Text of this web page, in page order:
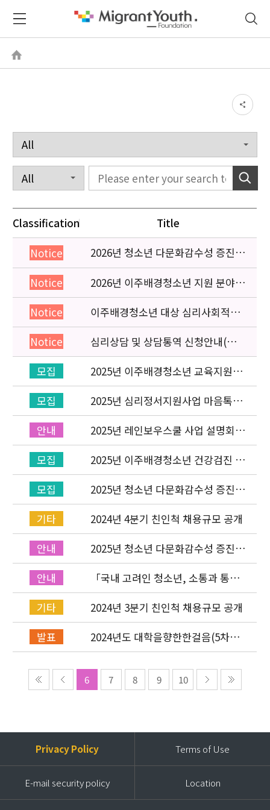
Classification Title
Notice
2026년 청소년 다문화감수성 증진
프로그램 「다가감」신청기관 안내
Notice
2026년 이주배경청소년 지원 분야
종사자 역량강화 교육 일정 안내
Notice
이주배경청소년 대상 심리사회적응
검사 연수동영상 개편 안내
Notice
심리상담 및 상담통역 신청안내(의뢰
서첨부)
모집
2025년 이주배경청소년 교육지원사
업 ‘레인보우스쿨’ 개설기관 신청 공
고
모집
2025년 심리정서지원사업 마음톡톡
상담사 선발
안내
2025년 레인보우스쿨 사업 설명회
(온라인) 안내
모집
2025년 이주배경청소년 건강검진 신
청 접수(상시)
모집
2025년 청소년 다문화감수성 증진
프로그램「다가감」번역본 수요조
사
기타
2024년 4분기 친인척 채용규모 공개
안내
2025년 청소년 다문화감수성 증진
프로그램「다가감」온라인 설명회
진행
안내
「국내 고려인 청소년, 소통과 통합
을 위한 실질적 지원 방안」정책토론
회 신청 접수
기타
2024년 3분기 친인척 채용규모 공개
발표
2024년도 대학을향한한걸음(5차년
도) 장학생 최종 선발
6 7 8 9 10
Privacy Policy Terms of Use
E-mail security policy Location